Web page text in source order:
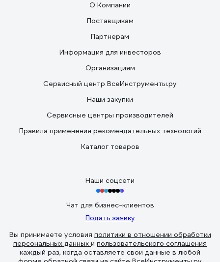
О Компании
Поставщикам
Партнерам
Информация для инвесторов
Организациям
Сервисный центр ВсеИнструменты.ру
Наши закупки
Сервисные центры производителей
Правила применения рекомендательных технологий
Каталог товаров
Наши соцсети
Чат для бизнес-клиентов
Подать заявку
Вы принимаете условия политики в отношении обработки
персональных данных и пользовательского соглашения
каждый раз, когда оставляете свои данные в любой